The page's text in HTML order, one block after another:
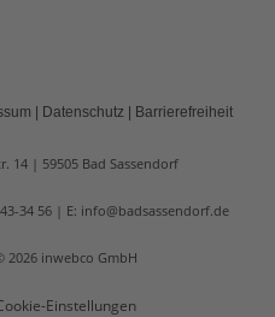
Datenschutz| Barrierefreiheit
14 59505 Bad Sassendorf
34 56 E: info@badsassendorf.de
2026 inwebco GmbH
Einstellungen